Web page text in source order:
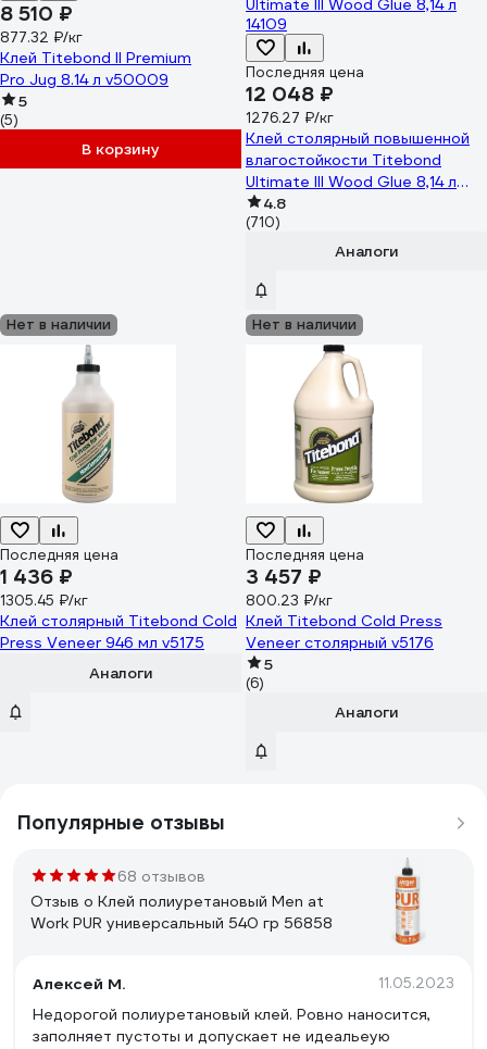
8 510 ₽
877.32 ₽/кг
Клей Titebond II Premium
Pro Jug 8.14 л v50009
5
(5)
В корзину
Последняя цена
12 048 ₽
1276.27 ₽/кг
Клей столярный повышенной
влагостойкости Titebond
Ultimate III Wood Glue 8,14 л
14109
4.8
(710)
Аналоги
Нет в наличии
Последняя цена
1 436 ₽
1305.45 ₽/кг
Клей столярный Titebond Cold
Press Veneer 946 мл v5175
Аналоги
Нет в наличии
Последняя цена
3 457 ₽
800.23 ₽/кг
Клей Titebond Cold Press
Veneer столярный v5176
5
(6)
Аналоги
Популярные отзывы
68 отзывов
Отзыв о Клей полиуретановый Men at
Work PUR универсальный 540 гр 56858
Алексей М. 11.05.2023
Недорогой полиуретановый клей. Ровно наносится,
заполняет пустоты и допускает не идеальеую